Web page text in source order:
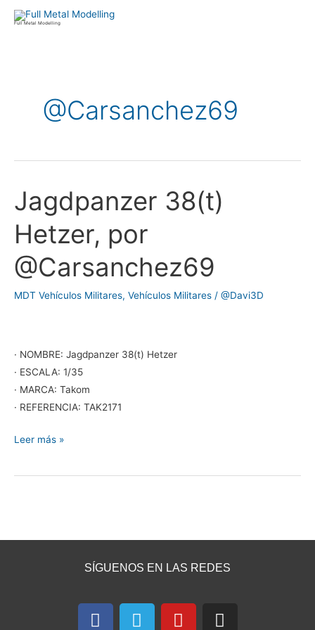
Full Metal Modelling
@Carsanchez69
Jagdpanzer 38(t)
Hetzer, por
@Carsanchez69
MDT Vehículos Militares, Vehículos Militares / @Davi3D
· NOMBRE: Jagdpanzer 38(t) Hetzer
· ESCALA: 1/35
· MARCA: Takom
· REFERENCIA: TAK2171
Jagdpanzer
38(t)
Hetzer,
por
@Carsanchez69
Leer más »
SÍGUENOS EN LAS REDES
F
T
Y
I